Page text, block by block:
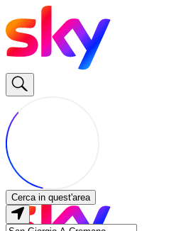
Cerca in quest'area